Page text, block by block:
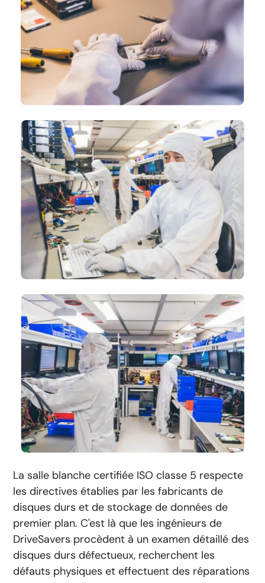
La salle blanche certifiée ISO classe 5 respecte
les directives établies par les fabricants de
disques durs et de stockage de données de
premier plan. C'est là que les ingénieurs de
DriveSavers procèdent à un examen détaillé des
disques durs défectueux, recherchent les
défauts physiques et effectuent des réparations